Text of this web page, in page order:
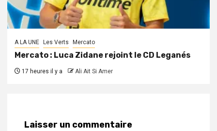
A LA UNE Les Verts Mercato
Mercato : Luca Zidane rejoint le CD Leganés
17 heures il y a Ali Ait Si Amer
Laisser un commentaire